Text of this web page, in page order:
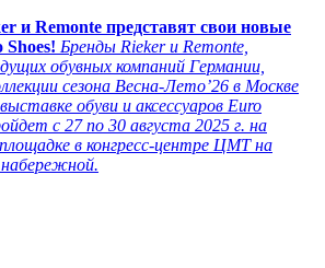
и Remonte представят свои новые
Бренды Rieker и Remonte,
обувных компаний Германии,
сезона Весна-Лето’26 в Москве
обуви и аксессуаров Euro
c 27 по 30 августа 2025 г. на
в конгресс-центре ЦМТ на
набережной.